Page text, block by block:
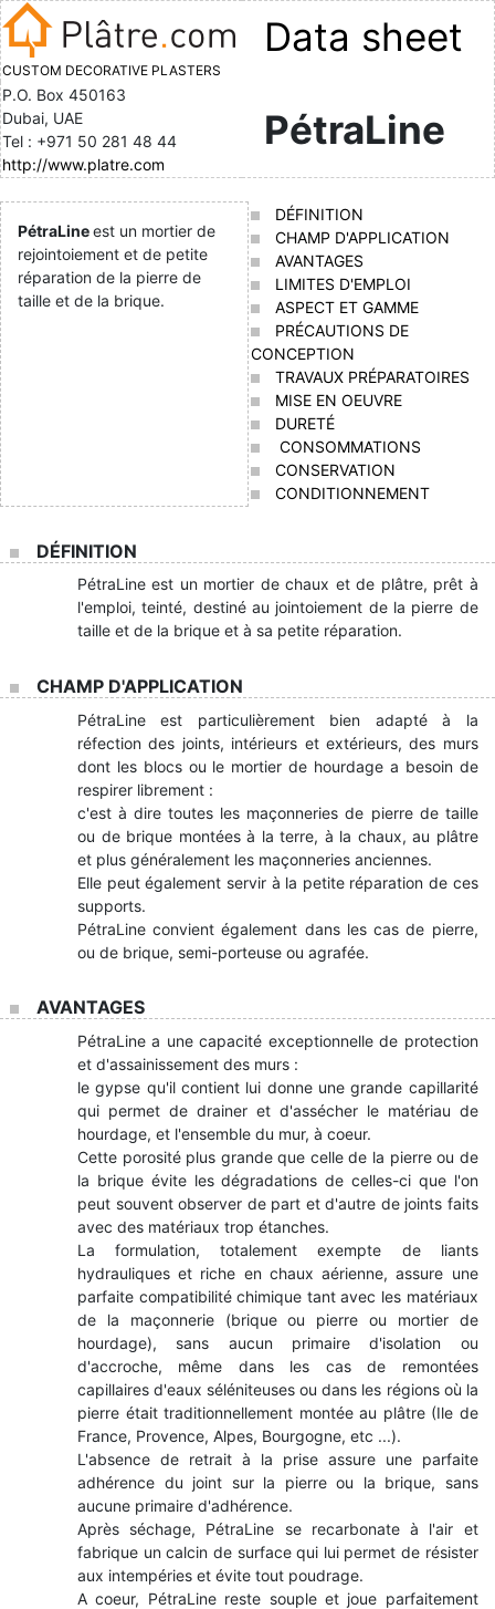
CUSTOM DECORATIVE PLASTERS
Data sheet
P.O. Box 450163
Dubai, UAE
Tel : +971 50 281 48 44
http://www.platre.com
PétraLine
PétraLineest un mortier de
rejointoiement et de petite
réparation de la pierre de
taille et de la brique.
DÉFINITION
CHAMP D'APPLICATION
AVANTAGES
LIMITES D'EMPLOI
ASPECT ET GAMME
PRÉCAUTIONS DE
CONCEPTION
TRAVAUX PRÉPARATOIRES
MISE EN OEUVRE
DURETÉ
CONSOMMATIONS
CONSERVATION
CONDITIONNEMENT
DÉFINITION
PétraLine est un mortier de chaux et de plâtre, prêt à
l'emploi, teinté, destiné au jointoiement de la pierre de
taille et de la brique et à sa petite réparation.
CHAMP D'APPLICATION
PétraLine est particulièrement bien adapté à la
réfection des joints, intérieurs et extérieurs, des murs
dont les blocs ou le mortier de hourdage a besoin de
respirer librement :
c'est à dire toutes les maçonneries de pierre de taille
ou de brique montées à la terre, à la chaux, au plâtre
et plus généralement les maçonneries anciennes.
Elle peut également servir à la petite réparation de ces
supports.
PétraLine convient également dans les cas de pierre,
ou de brique, semi-porteuse ou agrafée.
AVANTAGES
PétraLine a une capacité exceptionnelle de protection
et d'assainissement des murs :
le gypse qu'il contient lui donne une grande capillarité
qui permet de drainer et d'assécher le matériau de
hourdage, et l'ensemble du mur, à coeur.
Cette porosité plus grande que celle de la pierre ou de
la brique évite les dégradations de celles-ci que l'on
peut souvent observer de part et d'autre de joints faits
avec des matériaux trop étanches.
La formulation, totalement exempte de liants
hydrauliques et riche en chaux aérienne, assure une
parfaite compatibilité chimique tant avec les matériaux
de la maçonnerie (brique ou pierre ou mortier de
hourdage), sans aucun primaire d'isolation ou
d'accroche, même dans les cas de remontées
capillaires d'eaux séléniteuses ou dans les régions où la
pierre était traditionnellement montée au plâtre (Ile de
France, Provence, Alpes, Bourgogne, etc ...).
L'absence de retrait à la prise assure une parfaite
adhérence du joint sur la pierre ou la brique, sans
aucune primaire d'adhérence.
Après séchage, PétraLine se recarbonate à l'air et
fabrique un calcin de surface qui lui permet de résister
aux intempéries et évite tout poudrage.
A coeur, PétraLine reste souple et joue parfaitement